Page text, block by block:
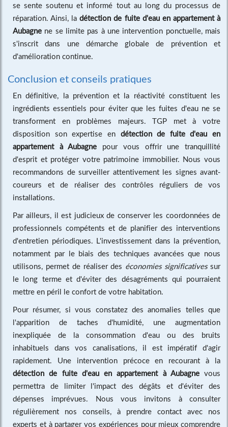
se sente soutenu et informé tout au long du processus de
réparation. Ainsi, ladétection de fuite d'eau en appartement à
Aubagne ne se limite pas à une intervention ponctuelle, mais
s'inscrit dans une démarche globale de prévention et
d'amélioration continue.
Conclusion et conseils pratiques
En définitive, la prévention et la réactivité constituent les
ingrédients essentiels pour éviter que les fuites d'eau ne se
transforment en problèmes majeurs. TGP met à votre
disposition son expertise en détection de fuite d'eau en
appartement à Aubagne pour vous offrir une tranquillité
d'esprit et protéger votre patrimoine immobilier. Nous vous
recommandons de surveiller attentivement les signes avant-
coureurs et de réaliser des contrôles réguliers de vos
installations.
Par ailleurs, il est judicieux de conserver les coordonnées de
professionnels compétents et de planifier des interventions
d'entretien périodiques. L'investissement dans la prévention,
notamment par le biais des techniques avancées que nous
utilisons, permet de réaliser des économies significativessur
le long terme et d'éviter des désagréments qui pourraient
mettre en péril le confort de votre habitation.
Pour résumer, si vous constatez des anomalies telles que
l'apparition de taches d'humidité, une augmentation
inexpliquée de la consommation d'eau ou des bruits
inhabituels dans vos canalisations, il est impératif d'agir
rapidement. Une intervention précoce en recourant à la
détection de fuite d'eau en appartement à Aubagnevous
permettra de limiter l'impact des dégâts et d'éviter des
dépenses imprévues. Nous vous invitons à consulter
régulièrement nos conseils, à prendre contact avec nos
experts et à partager vos expériences pour mieux comprendre